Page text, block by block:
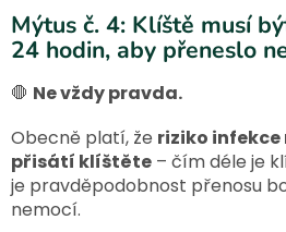
Mýtus č. 4: Klíště musí
24 hodin, aby přeneslo
🛑 Ne vždy pravda.
Obecně platí, že riziko infekce
přisátí klíštěte – čím déle je
je pravděpodobnost přenosu
nemocí.